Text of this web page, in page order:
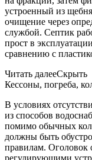
устроенный из щебня
очищение через
службой. Септик
прост в
сравнению с
Читать далееСкрыть
Кессоны, погреба,
В условиях
из способов
помимо обычных
должны быть
правилам. Оголовок
регулирующими